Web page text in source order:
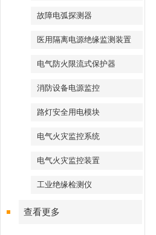
故障电弧探测器
医用隔离电源绝缘监测装置
电气防火限流式保护器
消防设备电源监控
路灯安全用电模块
电气火灾监控系统
电气火灾监控装置
工业绝缘检测仪
查看更多